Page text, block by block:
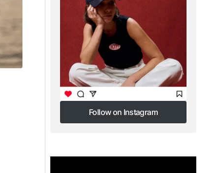
Follow on Instagram
Follow on Instagram